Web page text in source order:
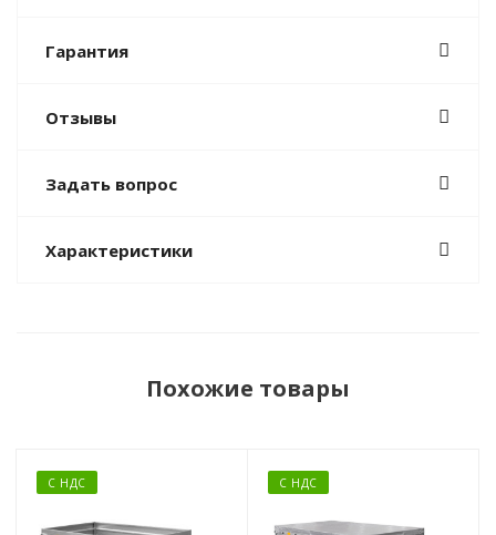
Гарантия
Отзывы
Задать вопрос
Характеристики
Похожие товары
С НДС С НДС